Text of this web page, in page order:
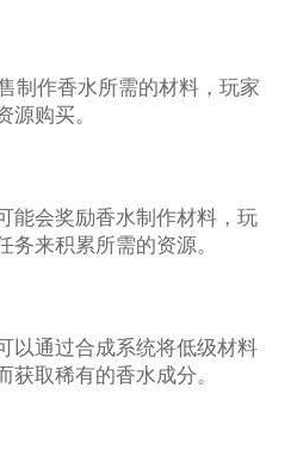
制作香水所需的材料，玩家
源购买。
能会奖励香水制作材料，玩
务来积累所需的资源。
以通过合成系统将低级材料
取稀有的香水成分。